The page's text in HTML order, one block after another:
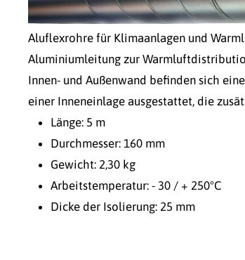
Aluflexrohre für Klimaanlagen und
Aluminiumleitung zur
Innen- und Außenwand befinden sich
einer Inneneinlage ausgestattet, die
Länge: 5 m
Durchmesser: 160 mm
Gewicht: 2,30 kg
Arbeitstemperatur: - 30 / + 250°C
Dicke der Isolierung: 25 mm